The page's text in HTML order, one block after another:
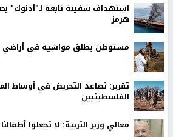
استهداف سفينة تابعة لـ"أدنوك"
هرمز
مستوطن يطلق مواشيه في أراضي
تقرير: تصاعد التحريض في أوساط
الفلسطينيين
معالي وزير التربية: لا تجعلوا